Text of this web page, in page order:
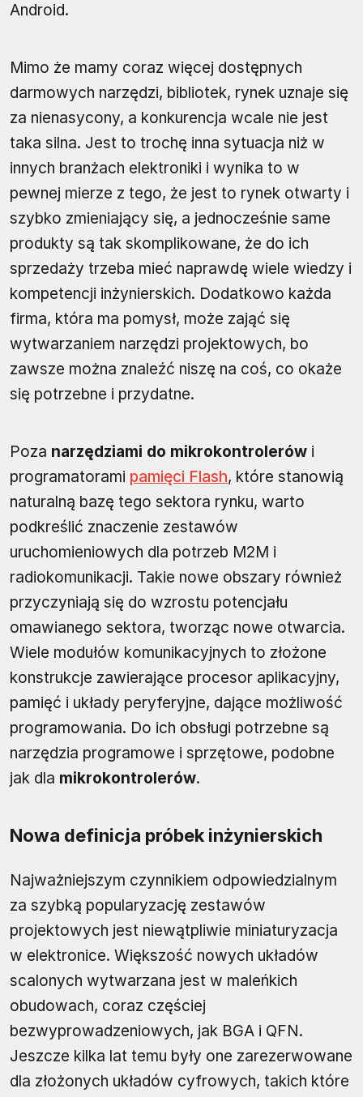
Android.
Mimo że mamy coraz więcej dostępnych
darmowych narzędzi, bibliotek, rynek uznaje się
za nienasycony, a konkurencja wcale nie jest
taka silna. Jest to trochę inna sytuacja niż w
innych branżach elektroniki i wynika to w
pewnej mierze z tego, że jest to rynek otwarty i
szybko zmieniający się, a jednocześnie same
produkty są tak skomplikowane, że do ich
sprzedaży trzeba mieć naprawdę wiele wiedzy i
kompetencji inżynierskich. Dodatkowo każda
firma, która ma pomysł, może zająć się
wytwarzaniem narzędzi projektowych, bo
zawsze można znaleźć niszę na coś, co okaże
się potrzebne i przydatne.
Poza narzędziami do mikrokontrolerów i
programatorami pamięci Flash, które stanowią
naturalną bazę tego sektora rynku, warto
podkreślić znaczenie zestawów
uruchomieniowych dla potrzeb M2M i
radiokomunikacji. Takie nowe obszary również
przyczyniają się do wzrostu potencjału
omawianego sektora, tworząc nowe otwarcia.
Wiele modułów komunikacyjnych to złożone
konstrukcje zawierające procesor aplikacyjny,
pamięć i układy peryferyjne, dające możliwość
programowania. Do ich obsługi potrzebne są
narzędzia programowe i sprzętowe, podobne
jak dla mikrokontrolerów.
Nowa definicja próbek inżynierskich
Najważniejszym czynnikiem odpowiedzialnym
za szybką popularyzację zestawów
projektowych jest niewątpliwie miniaturyzacja
w elektronice. Większość nowych układów
scalonych wytwarzana jest w maleńkich
obudowach, coraz częściej
bezwyprowadzeniowych, jak BGA i QFN.
Jeszcze kilka lat temu były one zarezerwowane
dla złożonych układów cyfrowych, takich które